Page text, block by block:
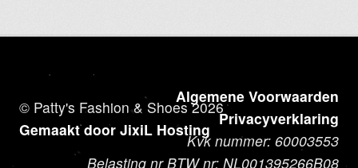
© Patty's Fashion & Shoes 2026
Gemaakt door JixiL Hosting
Algemene Voorwaarden
Privacyverklaring
Kvk nummer: 60003553
Belasting nr BTW nr: NL001395266B08